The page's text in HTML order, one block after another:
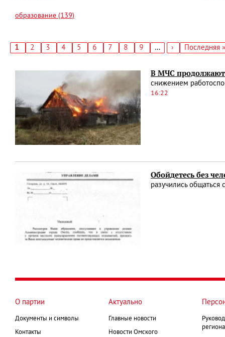
образование (139)
Текущая
1 Страница
2 Страница
3 Страница
4 Страница
5 Страница
6 Страница
7 Страница
8 Страница
9 …
Следующая
›
Последняя
Последняя »
В МЧС
снижением
16:22
Обойдетесь без
разучились
О партии
Документы и символы
Контакты
Актуально
Главные новости
Новости Омского